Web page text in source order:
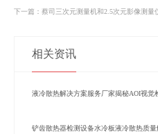
下一篇：蔡司三次元测量机和2.5次元影像测量
相关资讯
液冷散热解决方案服务厂家揭秘AOI视
铲齿散热器检测设备水冷板液冷散热质